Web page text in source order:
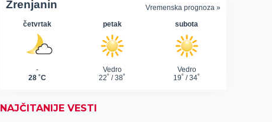
NAJČITANIJE VESTI